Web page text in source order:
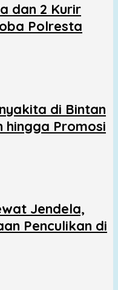
dan 2 Kurir
Polresta
di Bintan
hingga Promosi
Jendela,
Penculikan di